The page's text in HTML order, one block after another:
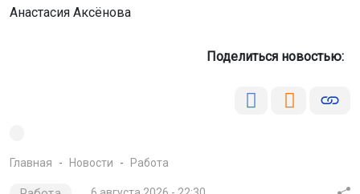
Анастасия Аксёнова
Поделиться новостью:
Главная Новости Работа